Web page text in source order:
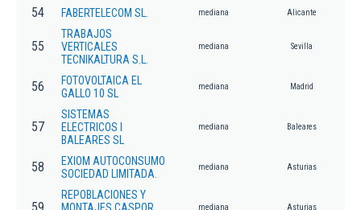
54 FABERTELECOM SL. mediana Alicante
55
TRABAJOS
VERTICALES
TECNIKALTURA S.L.
mediana Sevilla
56
FOTOVOLTAICA EL
GALLO 10 SL
mediana Madrid
57
SISTEMAS
ELECTRICOS I
BALEARES SL
mediana Baleares
58
EXIOM AUTOCONSUMO
SOCIEDAD LIMITADA.
mediana Asturias
REPOBLACIONES Y
mediana Asturias